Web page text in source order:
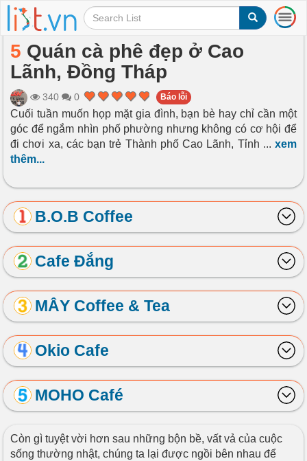
T
o
v
i
g
i
o
n
5 Quán cà phê đẹp ở Cao
Lãnh, Đồng Tháp
340 0 Báo lỗi
Cuối tuần muốn họp mặt gia đình, bạn bè hay chỉ cần một
góc để ngắm nhìn phố phường nhưng không có cơ hội để
đi chơi xa, các bạn trẻ Thành phố Cao Lãnh, Tỉnh ... xem
thêm...
B.O.B Coffee
Cafe Đắng
MÂY Coffee & Tea
Okio Cafe
MOHO Café
Còn gì tuyệt vời hơn sau những bộn bề, vất vả của cuộc
sống thường nhật, chúng ta lại được ngồi bên nhau để